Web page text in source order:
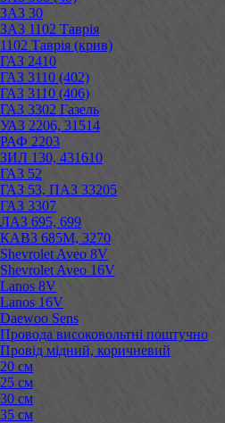
ЗАЗ 30
ЗАЗ 1102 Таврія
1102 Таврія (крив)
ГАЗ 2410
ГАЗ 3110 (402)
ГАЗ 3110 (406)
ГАЗ 3302 Газель
УАЗ 2206, 31514
РАФ 2203
ЗИЛ 130, 431610
ГАЗ 52
ГАЗ 53, ПАЗ 33205
ГАЗ 3307
ЛАЗ 695, 699
КАВЗ 685М, 3270
Shevrolet Aveo 8V
Shevrolet Aveo 16V
Lanos 8V
Lanos 16V
Daewoo Sens
Провода високовольтні поштучно
Провід мідний, коричневий
20 см
25 см
30 см
35 см